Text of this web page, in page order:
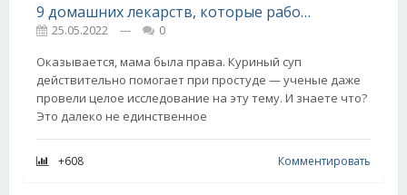
9 домашних лекарств, которые работают без вранья и преувеличений
25.05.2022 ---
0
Оказывается, мама была права. Куриный суп
действительно помогает при простуде — ученые даже
провели целое исследование на эту тему. И знаете что?
Это далеко не единственное
+608 Комментировать